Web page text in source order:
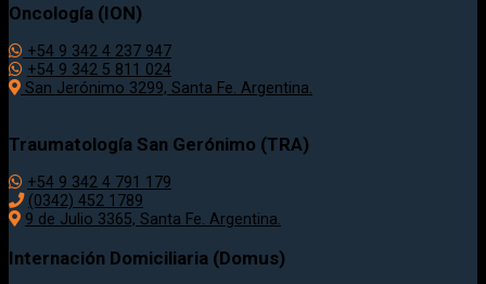
Oncología (ION)
+54 9 342 4 237 947
+54 9 342 5 811 024
San Jerónimo 3299, Santa Fe. Argentina.
Traumatología San Gerónimo (TRA)
+54 9 342 4 791 179
(0342) 452 1789
9 de Julio 3365, Santa Fe. Argentina.
Internación Domiciliaria (Domus)